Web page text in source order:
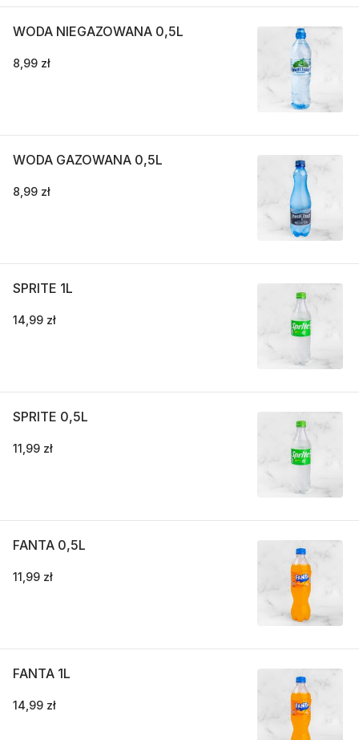
WODA NIEGAZOWANA 0,5L
8,99 zł
WODA GAZOWANA 0,5L
8,99 zł
SPRITE 1L
14,99 zł
SPRITE 0,5L
11,99 zł
FANTA 0,5L
11,99 zł
FANTA 1L
14,99 zł